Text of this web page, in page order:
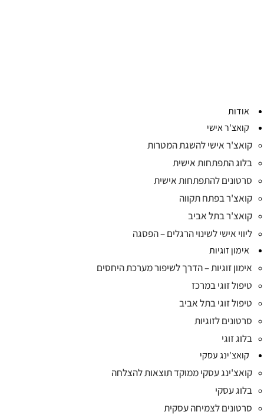
אודות
קואצ'ר אישי
קואצ'ר אישי להשגת המטרות
בלוג התפתחות אישית
סרטונים להתפתחות אישית
קואצ'ר בפתח תקווה
קואצ'ר בתל אביב
ליווי אישי לשינוי הרגלים – הפסגה
אימון זוגיות
אימון זוגיות – הדרך לשיפור מערכת היחסים
טיפול זוגי במרכז
טיפול זוגי בתל אביב
סרטונים לזוגיות
בלוג זוגי
קואצ'ינג עסקי
קואצ'ינג עסקי ממוקד תוצאות להצלחה
בלוג עסקי
סרטונים לצמיחה עסקית